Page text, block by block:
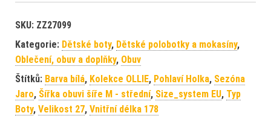
SKU: ZZ27099
Kategorie: Dětské boty, Dětské polobotky a mokasíny,
Oblečení, obuv a doplňky, Obuv
Štítků: Barva bílá, Kolekce OLLIE, Pohlaví Holka, Sezóna
Jaro, Šířka obuvi šíře M - střední, Size_system EU, Typ
Boty, Velikost 27, Vnitřní délka 178